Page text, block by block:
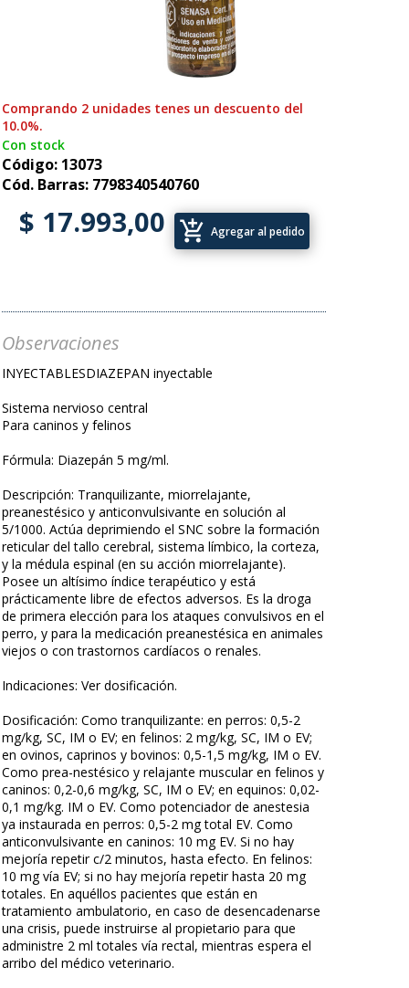
Comprando 2 unidades tenes un descuento del
10.0%.
Con stock
Código: 13073
Cód. Barras: 7798340540760
$ 17.993,00 add_shopping_cart Agregar al pedido
Observaciones
INYECTABLESDIAZEPAN inyectable
Sistema nervioso central
Para caninos y felinos
Fórmula: Diazepán 5 mg/ml.
Descripción: Tranquilizante, miorrelajante,
preanestésico y anticonvulsivante en solución al
5/1000. Actúa deprimiendo el SNC sobre la formación
reticular del tallo cerebral, sistema límbico, la corteza,
y la médula espinal (en su acción miorrelajante).
Posee un altísimo índice terapéutico y está
prácticamente libre de efectos adversos. Es la droga
de primera elección para los ataques convulsivos en el
perro, y para la medicación preanestésica en animales
viejos o con trastornos cardíacos o renales.
Indicaciones: Ver dosificación.
Dosificación: Como tranquilizante: en perros: 0,5-2
mg/kg, SC, IM o EV; en felinos: 2 mg/kg, SC, IM o EV;
en ovinos, caprinos y bovinos: 0,5-1,5 mg/kg, IM o EV.
Como prea-nestésico y relajante muscular en felinos y
caninos: 0,2-0,6 mg/kg, SC, IM o EV; en equinos: 0,02-
0,1 mg/kg. IM o EV. Como potenciador de anestesia
ya instaurada en perros: 0,5-2 mg total EV. Como
anticonvulsivante en caninos: 10 mg EV. Si no hay
mejoría repetir c/2 minutos, hasta efecto. En felinos:
10 mg vía EV; si no hay mejoría repetir hasta 20 mg
totales. En aquéllos pacientes que están en
tratamiento ambulatorio, en caso de desencadenarse
una crisis, puede instruirse al propietario para que
administre 2 ml totales vía rectal, mientras espera el
arribo del médico veterinario.